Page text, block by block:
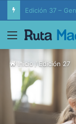
Menú
Inicio /Edición 27